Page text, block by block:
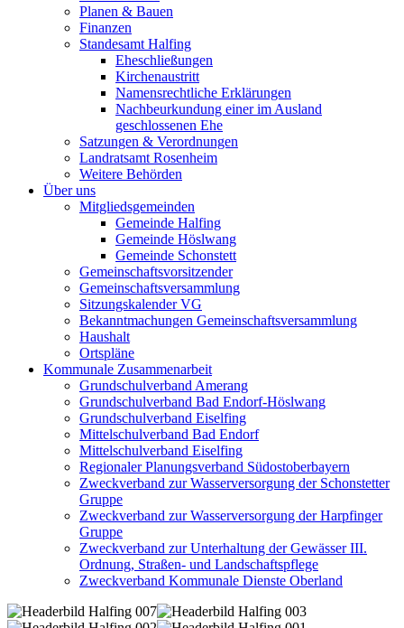
Planen & Bauen
Finanzen
Standesamt Halfing
Eheschließungen
Kirchenaustritt
Namensrechtliche Erklärungen
Nachbeurkundung einer im Ausland
geschlossenen Ehe
Satzungen & Verordnungen
Landratsamt Rosenheim
Weitere Behörden
Über uns
Mitgliedsgemeinden
Gemeinde Halfing
Gemeinde Höslwang
Gemeinde Schonstett
Gemeinschaftsvorsitzender
Gemeinschaftsversammlung
Sitzungskalender VG
Bekanntmachungen Gemeinschaftsversammlung
Haushalt
Ortspläne
Kommunale Zusammenarbeit
Grundschulverband Amerang
Grundschulverband Bad Endorf-Höslwang
Grundschulverband Eiselfing
Mittelschulverband Bad Endorf
Mittelschulverband Eiselfing
Regionaler Planungsverband Südostoberbayern
Zweckverband zur Wasserversorgung der Schonstetter
Gruppe
Zweckverband zur Wasserversorgung der Harpfinger
Gruppe
Zweckverband zur Unterhaltung der Gewässer III.
Ordnung, Straßen- und Landschaftspflege
Zweckverband Kommunale Dienste Oberland